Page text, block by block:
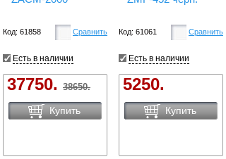
Код: 61858 Сравнить
Есть в наличии
37750. 38650.
Купить
Код: 61061 Сравнить
Есть в наличии
5250.
Купить